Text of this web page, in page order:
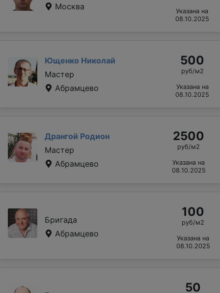
Москва
Указана на
08.10.2025
Ющенко Николай
Мастер
Абрамцево
500
руб/м2
Указана на
08.10.2025
Дрангой Родион
Мастер
Абрамцево
2500
руб/м2
Указана на
08.10.2025
Бригада
Абрамцево
100
руб/м2
Указана на
08.10.2025
50